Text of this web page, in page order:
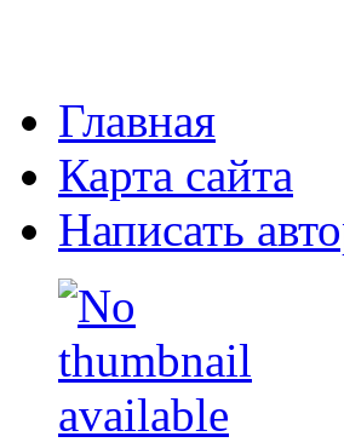
Главная
Карта сайта
Написать